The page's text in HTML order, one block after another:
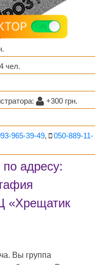
чел.
+300 грн.
965-39-49,
050-889-11-
по адресу:
«Хрещатик
Вы группа